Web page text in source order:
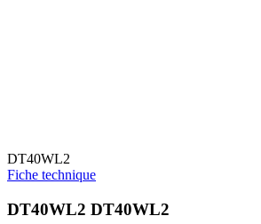
DT40WL2
Fiche technique
DT40WL2 DT40WL2